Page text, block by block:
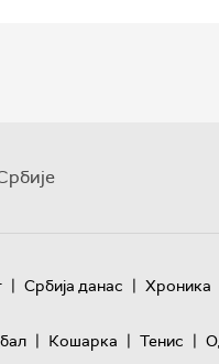
| Србија данас | Хроника
| Кошарка | Тенис |